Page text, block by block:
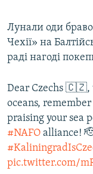
Лунали оди
Чехії» на
раді нагоді
Dear Czechs 🇨🇿,
oceans,
praising your sea
#NAFO
pic.twitter.com/